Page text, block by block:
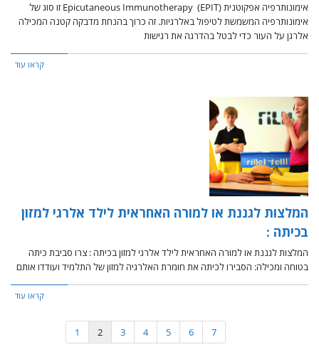
אימונותרפיה אפקוטנית (EPIT) Epicutaneous Immunotherapy זו סוג של
אימונותרפיה המשמשת לטיפול באלרגיות. זה כרוך בהנחת מדבקה קטנה המכילה
אלרגן על העור כדי לבטל בהדרגה את רגישות
קראו עוד
המלצות לגננת או למורה האחראית לילד אלרגי למזון
בכיתה :
המלצות לגננת או למורה האחראית לילד אלרגי למזון בכיתה : צרו סביבת כיתה
בטוחה ומכילה: הסבירו לכיתה את חומרת האלרגיה למזון של התלמיד ועודדו אותם
קראו עוד
1 2 3 4 5 6 7